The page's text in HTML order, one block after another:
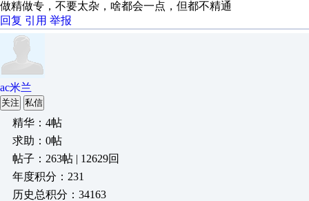
做精做专，不要太杂，啥都会一点，但都不精通
回复 引用 举报
ac米兰
关注 私信
精华：4帖
求助：0帖
帖子：263帖 | 12629回
年度积分：231
历史总积分：34163